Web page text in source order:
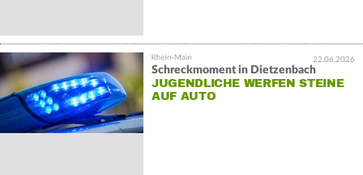
22.06.2026
Schreckmoment in Dietzenbach
JUGENDLICHE WERFEN STEINE
AUF AUTO